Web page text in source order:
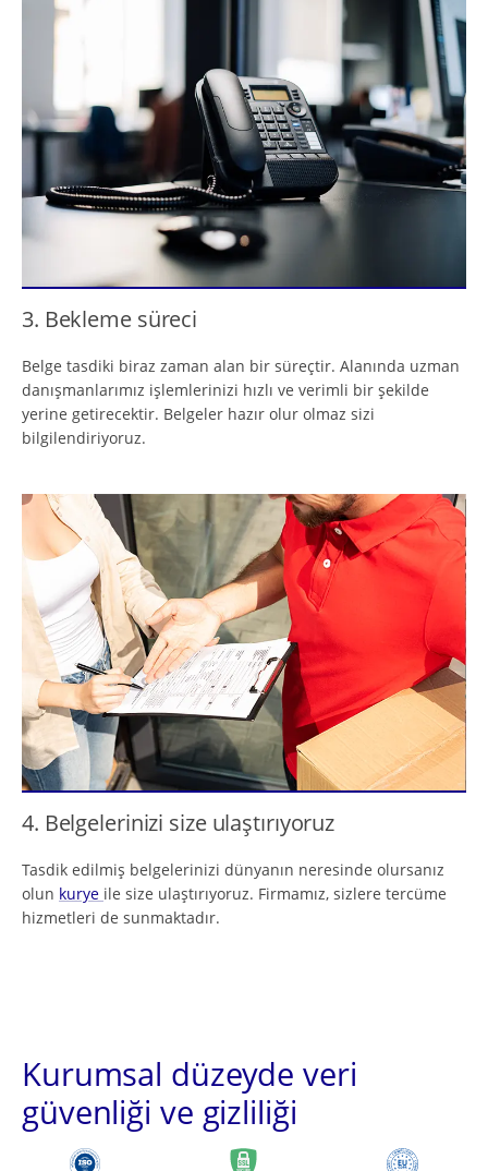
3. Bekleme süreci
Belge tasdiki biraz zaman alan bir süreçtir. Alanında uzman
danışmanlarımız işlemlerinizi hızlı ve verimli bir şekilde
yerine getirecektir. Belgeler hazır olur olmaz sizi
bilgilendiriyoruz.
4. Belgelerinizi size ulaştırıyoruz
Tasdik edilmiş belgelerinizi dünyanın neresinde olursanız
olun kurye ile size ulaştırıyoruz. Firmamız, sizlere tercüme
hizmetleri de sunmaktadır.
Kurumsal düzeyde veri
güvenliği ve gizliliği